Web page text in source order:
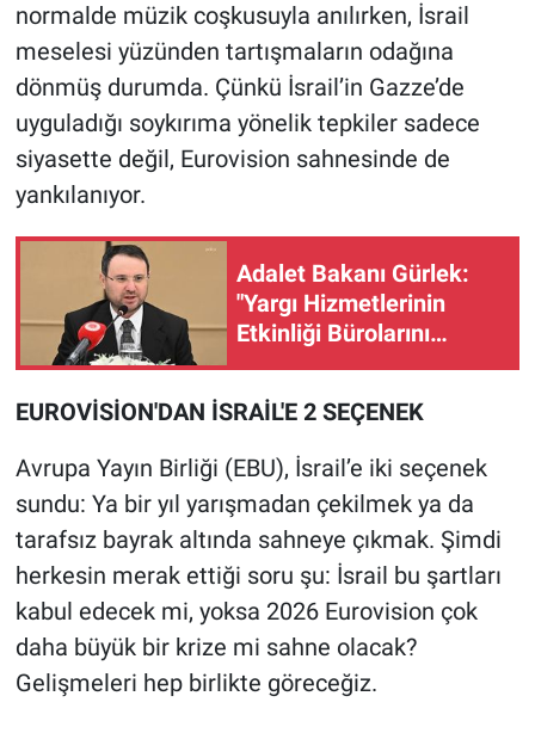
normalde müzik coşkusuyla anılırken, İsrail
meselesi yüzünden tartışmaların odağına
dönmüş durumda. Çünkü İsrail’in Gazze’de
uyguladığı soykırıma yönelik tepkiler sadece
siyasette değil, Eurovision sahnesinde de
yankılanıyor.
Adalet Bakanı Gürlek:
"Yargı Hizmetlerinin
Etkinliği Bürolarını
EUROVİSİON'DAN İSRAİL'E 2 SEÇENEK
Avrupa Yayın Birliği (EBU), İsrail’e iki seçenek
sundu: Ya bir yıl yarışmadan çekilmek ya da
tarafsız bayrak altında sahneye çıkmak. Şimdi
herkesin merak ettiği soru şu: İsrail bu şartları
kabul edecek mi, yoksa 2026 Eurovision çok
daha büyük bir krize mi sahne olacak?
Gelişmeleri hep birlikte göreceğiz.
İlan
Kimdir
Koronavirüs
Kültür Sanat
Ne demişti
Nedir
Sağlık
Spor
Teknoloji
Türkiye'nin Geleceği